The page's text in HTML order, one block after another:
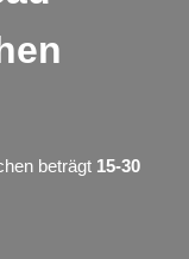
beträgt 15-30